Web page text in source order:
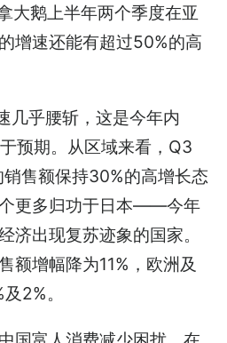
大鹅上半年两个季度在亚
增速还能有超过50%的高
几乎腰斩，这是今年内
预期。从区域来看，Q3
售额保持30%的高增长态
更多归功于日本——今年
济出现复苏迹象的国家。
额增幅降为11%，欧洲及
2%。